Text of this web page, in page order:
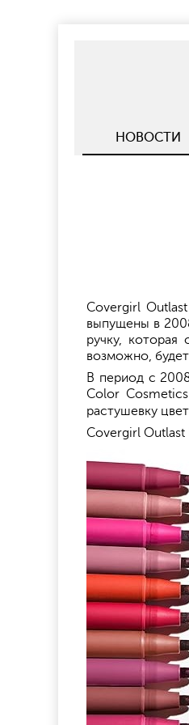
НОВОСТИ
Covergirl
выпущены в
ручку,
возможно,
В период с
Color
растушевку
Covergirl Outlast